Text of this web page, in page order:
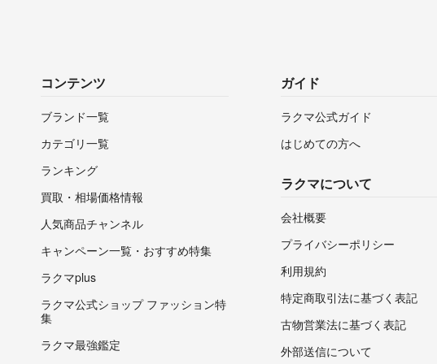
コンテンツ
ブランド一覧
カテゴリ一覧
ランキング
買取・相場価格情報
人気商品チャンネル
キャンペーン一覧・おすすめ特集
ラクマplus
ラクマ公式ショップ ファッション特
集
ラクマ最強鑑定
ガイド
ラクマ公式ガイド
はじめての方へ
ラクマについて
会社概要
プライバシーポリシー
利用規約
特定商取引法に基づく表記
古物営業法に基づく表記
外部送信について